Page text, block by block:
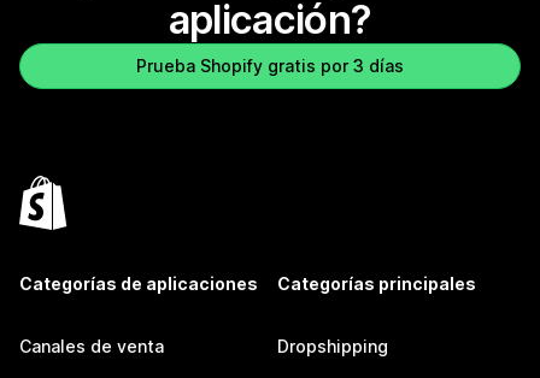
aplicación?
Prueba Shopify gratis por 3 días
Categorías de aplicaciones
Canales de venta
Categorías principales
Dropshipping